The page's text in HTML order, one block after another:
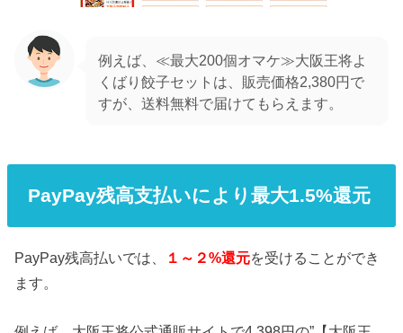
例えば、≪最大200個オマケ≫大阪王将よ
くばり餃子セットは、販売価格2,380円で
すが、送料無料で届けてもらえます。
PayPay残高支払いにより最大1.5%還元
PayPay残高払いでは、 １～２%還元を受けることができ
ます。